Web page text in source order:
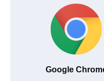
Google